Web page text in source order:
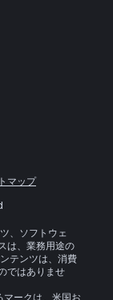
マップ
、ソフトウェ
は、業務用途の
テンツは、消費
ではありませ
ークは、米国お